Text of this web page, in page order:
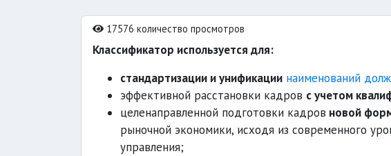
17576 количество просмотров
Классификатор используется для:
стандартизации и унификации наименований
эффективной расстановки кадров с учетом
целенаправленной подготовки кадров новой
рыночной экономики, исходя из современного
управления;